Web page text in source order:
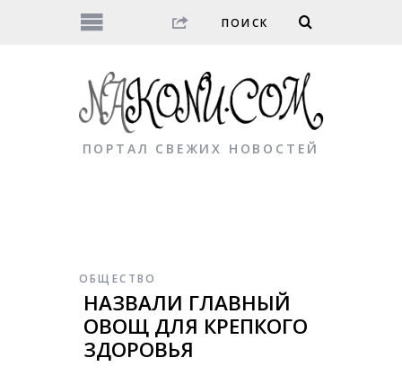
ПОРТАЛ СВЕЖИХ НОВОСТЕЙ
ОБЩЕСТВО
НАЗВАЛИ ГЛАВНЫЙ
ОВОЩ ДЛЯ КРЕПКОГО
ЗДОРОВЬЯ